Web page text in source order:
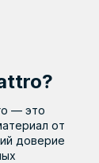
— это
от
доверие